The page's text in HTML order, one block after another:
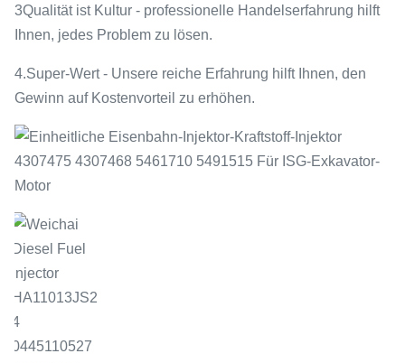
3Qualität ist Kultur - professionelle Handelserfahrung hilft
Ihnen, jedes Problem zu lösen.
4.Super-Wert - Unsere reiche Erfahrung hilft Ihnen, den
Gewinn auf Kostenvorteil zu erhöhen.